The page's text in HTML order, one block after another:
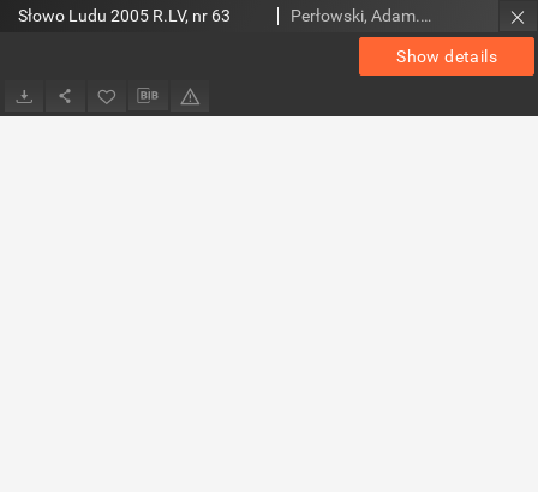
Show details
Słowo Ludu 2005 R.LV, nr 63 Perłowski, Adam. Red.